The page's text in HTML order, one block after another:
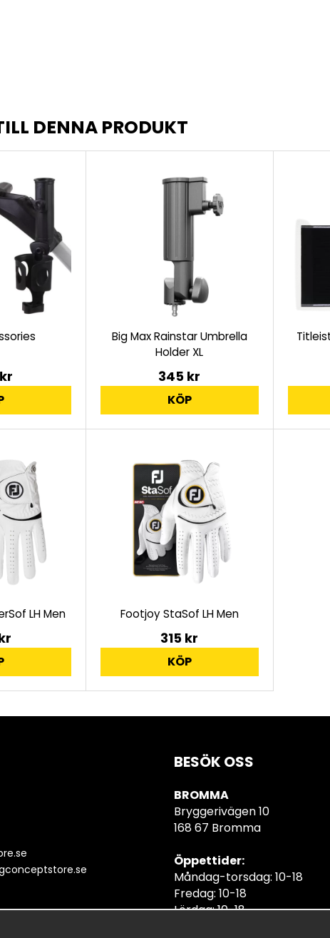
DENNA PRODUKT
Big Max Rainstar Umbrella
Holder XL
345 kr
KÖP
LH Men Footjoy StaSof LH Men
315 kr
KÖP
BESÖK OSS
BROMMA
Bryggerivägen 10
168 67 Bromma
Öppettider:
Måndag-torsdag: 10-18
Fredag: 10-18
Lördag: 10-18